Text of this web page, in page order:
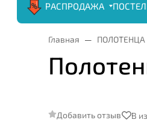
РАСПРОДАЖА
Главная ПОЛОТЕНЦА
Добавить отзыв В